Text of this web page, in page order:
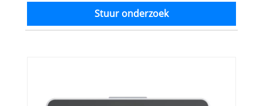
Stuur onderzoek